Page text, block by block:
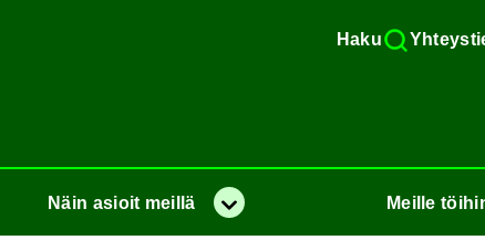
Haku
Näin asioit meil­lä Va­lik­ko Meil­le